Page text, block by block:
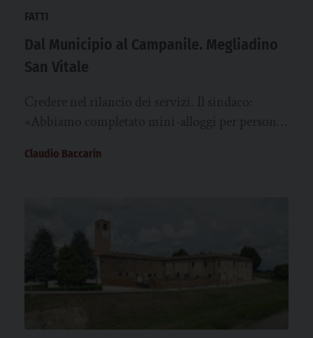
FATTI
Dal Municipio al Campanile. Megliadino
San Vitale
La…
Claudio Baccarin